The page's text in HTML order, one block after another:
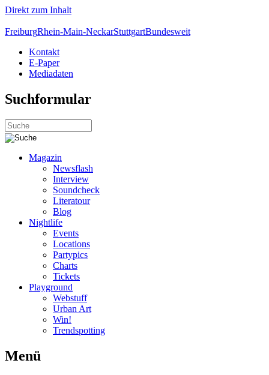
Direkt zum Inhalt
FreiburgRhein-Main-NeckarStuttgartBundesweit
Kontakt
E-Paper
Mediadaten
Suchformular
Magazin
Newsflash
Interview
Soundcheck
Literatour
Blog
Nightlife
Events
Locations
Partypics
Charts
Tickets
Playground
Webstuff
Urban Art
Win!
Trendspotting
Menü